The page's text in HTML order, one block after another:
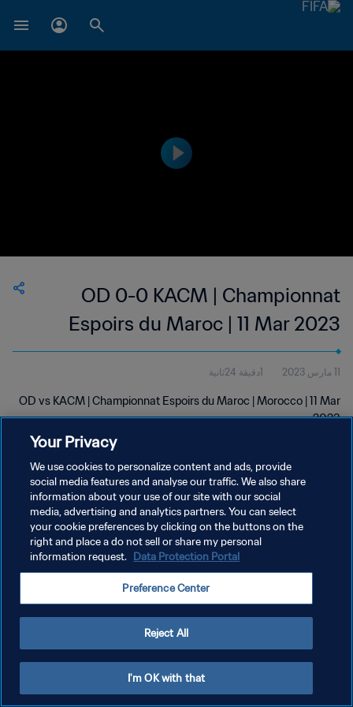
OD 0-0 KACM | Championnat
Espoirs du Maroc | 11 Mar 2023
11 مارس 2023 1دقيقة 24ثانية
OD vs KACM | Championnat Espoirs du Maroc | Morocco | 11 Mar
2023
سياسة الخصوصية
إدارة تفضيلات ملفات تعريف الارتباط
Your Privacy
We use cookies to personalize content and ads, provide
social media features and analyse our traffic. We also share
information about your use of our site with our social
media, advertising and analytics partners. You can select
your cookie preferences by clicking on the buttons on the
right and place a do not sell or share my personal
information request. Data Protection Portal
Preference Center
Reject All
I'm OK with that